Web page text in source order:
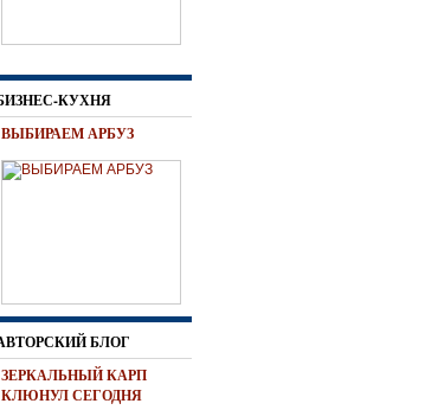
КУХНЯ
ВЫБИРАЕМ АРБУЗ
БЛОГ
ЗЕРКАЛЬНЫЙ КАРП
КЛЮНУЛ СЕГОДНЯ